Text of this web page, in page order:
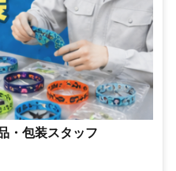
・包装スタッフ